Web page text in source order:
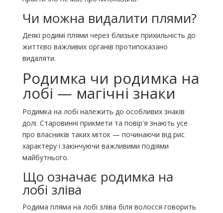
Чи можна видалити плями?
Деякі родимі плями через близьке прихильність до
життєво важливих органів протипоказано
видаляти.
Родимка чи родимка на
лобі — магічні знаки
Родимка на лобі належить до особливих знаків
долі. Старовинні прикмети та повір'я знають усе
про власників таких міток — починаючи від рис
характеру і закінчуючи важливими подіями
майбутнього.
Що означає родимка на
лобі зліва
Родима пляма на лобі зліва біля волосся говорить